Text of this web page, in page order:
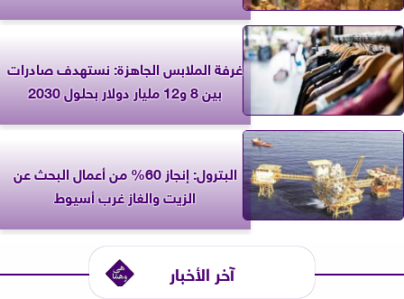
غرفة الملابس الجاهزة: نستهدف صادرات
بين 8 و12 مليار دولار بحلول 2030
البترول: إنجاز 60% من أعمال البحث عن
الزيت والغاز غرب أسيوط
آخر الأخبار